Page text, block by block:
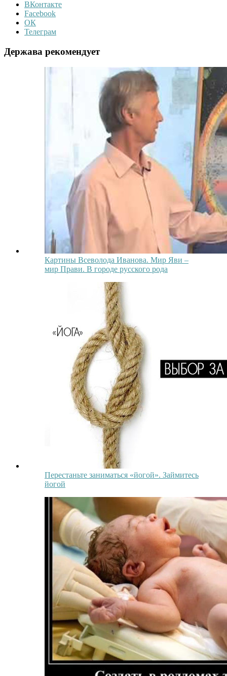
ВКонтакте
Facebook
ОК
Телеграм
Держава рекомендует
Картины Всеволода Иванова. Мир Яви –
мир Прави. В городе русского рода
Перестаньте заниматься «йогой». Займитесь
йогой